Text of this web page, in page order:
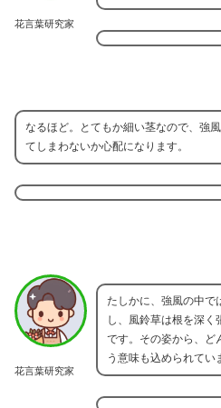
花言葉研究家
なるほど。とてもか細い茎なので、強
てしまわないか心配になります。
花言葉研究家
たしかに、強風の中で
し、風鈴草は根を深く
です。その姿から、ど
う意味も込められてい